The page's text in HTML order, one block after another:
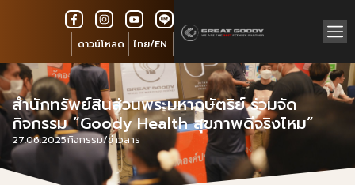
ดาวน์โหลด ไทย/EN
สำนักทรัพย์สินส่วนพระมหากษัตริย์ ร่วมจัด
กิจกรรม “Goody Health สุขภาพดีจริงไหม”
27.06.2025กิจกรรม/ข่าวสาร